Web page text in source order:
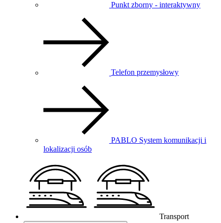
Punkt zborny - interaktywny
Telefon przemysłowy
PABLO System komunikacji i
lokalizacji osób
Transport